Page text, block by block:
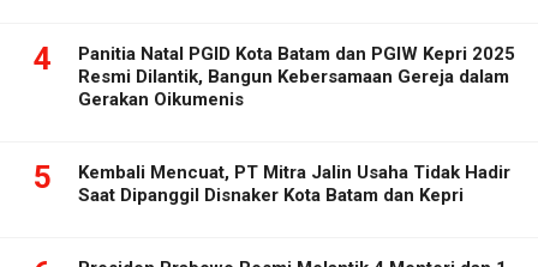
4
Panitia Natal PGID Kota Batam dan PGIW Kepri 2025
Resmi Dilantik, Bangun Kebersamaan Gereja dalam
Gerakan Oikumenis
5
Kembali Mencuat, PT Mitra Jalin Usaha Tidak Hadir
Saat Dipanggil Disnaker Kota Batam dan Kepri